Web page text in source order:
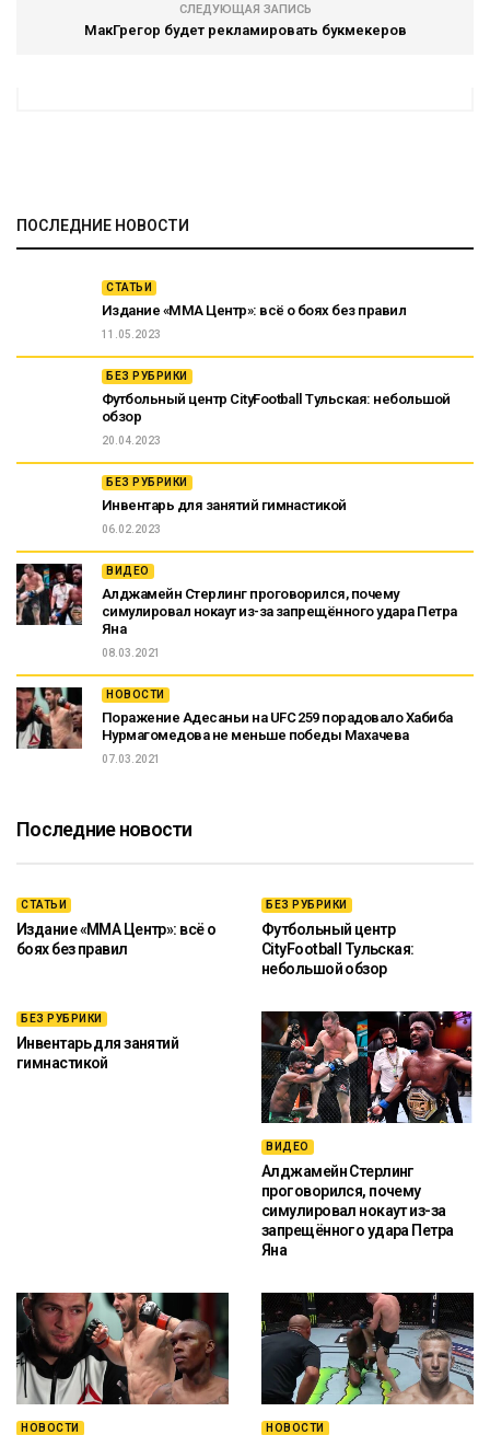
СЛЕДУЮЩАЯ ЗАПИСЬ
МакГрегор будет рекламировать букмекеров
ПОСЛЕДНИЕ НОВОСТИ
СТАТЬИ
Издание «ММА Центр»: всё о боях без правил
11.05.2023
БЕЗ РУБРИКИ
Футбольный центр CityFootball Тульская: небольшой
обзор
20.04.2023
БЕЗ РУБРИКИ
Инвентарь для занятий гимнастикой
06.02.2023
ВИДЕО
Алджамейн Стерлинг проговорился, почему
симулировал нокаут из-за запрещённого удара Петра
Яна
08.03.2021
НОВОСТИ
Поражение Адесаньи на UFC 259 порадовало Хабиба
Нурмагомедова не меньше победы Махачева
07.03.2021
Последние новости
СТАТЬИ
Издание «ММА Центр»: всё о
боях без правил
БЕЗ РУБРИКИ
Футбольный центр
CityFootball Тульская:
небольшой обзор
БЕЗ РУБРИКИ
Инвентарь для занятий
гимнастикой
ВИДЕО
Алджамейн Стерлинг
проговорился, почему
симулировал нокаут из-за
запрещённого удара Петра
Яна
НОВОСТИ НОВОСТИ